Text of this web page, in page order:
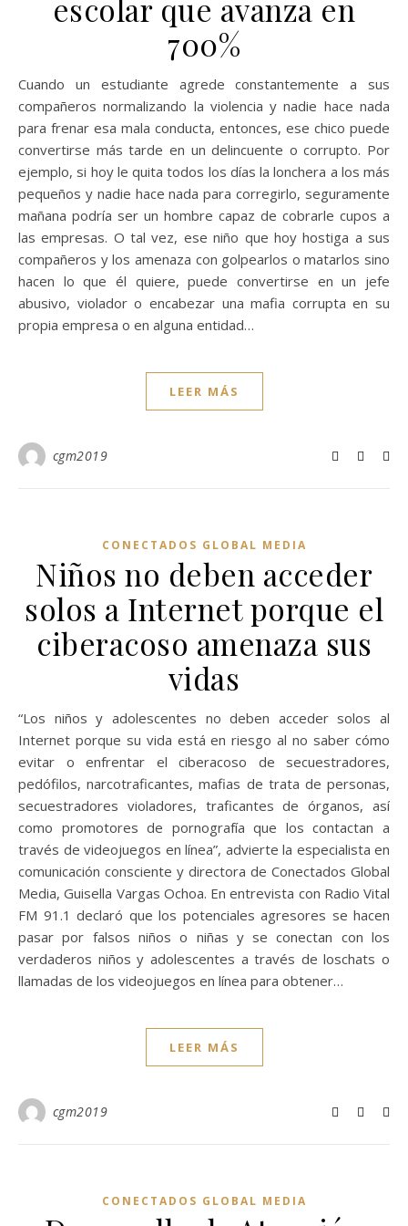
escolar que avanza en
700%
Cuando un estudiante agrede constantemente a sus
compañeros normalizando la violencia y nadie hace nada
para frenar esa mala conducta, entonces, ese chico puede
convertirse más tarde en un delincuente o corrupto. Por
ejemplo, si hoy le quita todos los días la lonchera a los más
pequeños y nadie hace nada para corregirlo, seguramente
mañana podría ser un hombre capaz de cobrarle cupos a
las empresas. O tal vez, ese niño que hoy hostiga a sus
compañeros y los amenaza con golpearlos o matarlos sino
hacen lo que él quiere, puede convertirse en un jefe
abusivo, violador o encabezar una mafia corrupta en su
propia empresa o en alguna entidad…
LEER MÁS
cgm2019
CONECTADOS GLOBAL MEDIA
Niños no deben acceder
solos a Internet porque el
ciberacoso amenaza sus
vidas
“Los niños y adolescentes no deben acceder solos al
Internet porque su vida está en riesgo al no saber cómo
evitar o enfrentar el ciberacoso de secuestradores,
pedófilos, narcotraficantes, mafias de trata de personas,
secuestradores violadores, traficantes de órganos, así
como promotores de pornografía que los contactan a
través de videojuegos en línea”, advierte la especialista en
comunicación consciente y directora de Conectados Global
Media, Guisella Vargas Ochoa. En entrevista con Radio Vital
FM 91.1 declaró que los potenciales agresores se hacen
pasar por falsos niños o niñas y se conectan con los
verdaderos niños y adolescentes a través de loschats o
llamadas de los videojuegos en línea para obtener…
LEER MÁS
cgm2019
CONECTADOS GLOBAL MEDIA